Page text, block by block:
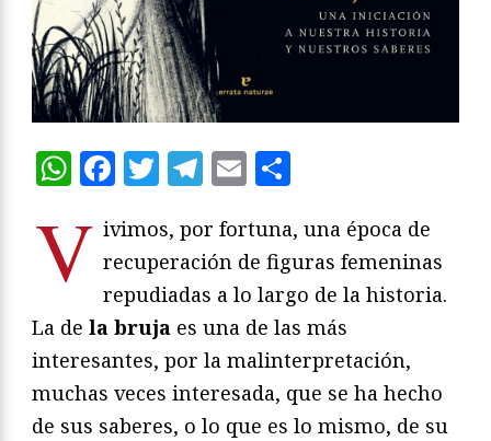
WhatsApp
Facebook
Twitter
Telegram
Email
V ivimos, por fortuna, una época de
recuperación de figuras femeninas
repudiadas a lo largo de la historia.
La de la bruja es una de las más
interesantes, por la malinterpretación,
muchas veces interesada, que se ha hecho
de sus saberes, o lo que es lo mismo, de su